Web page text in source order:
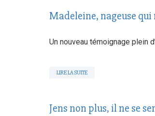
Madeleine, nageuse qui
Un nouveau témoignage plein
LIRE LA SUITE
Jens non plus, il ne se